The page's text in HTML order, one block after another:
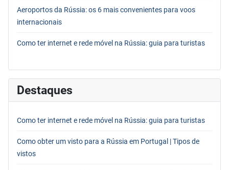
Aeroportos da Rússia: os 6 mais convenientes para voos
internacionais
Como ter internet e rede móvel na Rússia: guia para turistas
Destaques
Como ter internet e rede móvel na Rússia: guia para turistas
Como obter um visto para a Rússia em Portugal | Tipos de
vistos